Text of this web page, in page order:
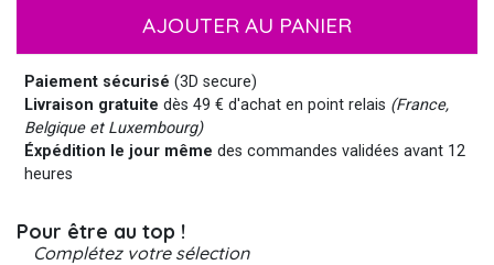
AJOUTER AU PANIER
Paiement sécurisé (3D secure)
Livraison gratuite dès 49 € d'achat en point relais (France,
Belgique et Luxembourg)
Éxpédition le jour même des commandes validées avant 12
heures
Pour être au top !
Complétez votre sélection